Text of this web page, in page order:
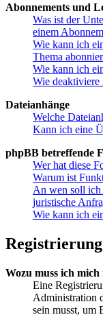
Abonnements und
Was ist der
einem
Wie kann ich
Thema
Wie kann ich
Wie deaktiviere
Dateianhänge
Welche
Kann ich eine
phpBB betreffende
Wer hat diese
Warum ist
An wen soll ich
juristische
Wie kann ich
Wozu muss ich
Eine
Administration
sein musst, um